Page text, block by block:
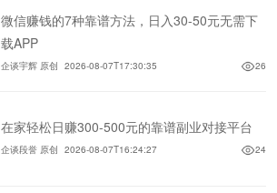
微信赚钱的7种靠谱方法，日入30-50元无需下
载APP
企谈宇辉 原创 2026-08-07T17:30:35 26
在家轻松日赚300-500元的靠谱副业对接平台
企谈段誉 原创 2026-08-07T16:24:27 24